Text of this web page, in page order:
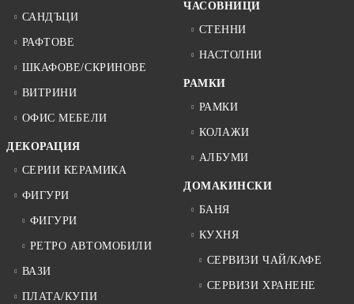
САНДЪЦИ
РАФТОВЕ
ШКАФОВЕ/СКРИНОВЕ
ВИТРИНИ
ОФИС МЕБЕЛИ
ДЕКОРАЦИЯ
СЕРИИ КЕРАМИКА
ФИГУРИ
ФИГУРИ
РЕТРО АВТОМОБИЛИ
ВАЗИ
ПЛАТА/КУПИ
ЧАСОВНИЦИ
СТЕННИ
НАСТОЛНИ
РАМКИ
РАМКИ
КОЛАЖИ
АЛБУМИ
ДОМАКИНСКИ
БАНЯ
КУХНЯ
СЕРВИЗИ ЧАЙ/КАФЕ
СЕРВИЗИ ХРАНЕНЕ